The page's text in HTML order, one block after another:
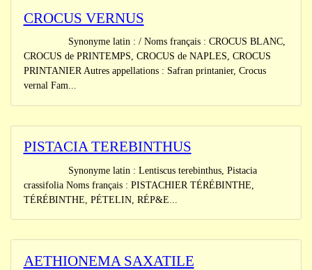
CROCUS VERNUS
Synonyme latin : / Noms français : CROCUS BLANC,
CROCUS de PRINTEMPS, CROCUS de NAPLES, CROCUS
PRINTANIER Autres appellations : Safran printanier, Crocus
vernal Fam...
PISTACIA TEREBINTHUS
Synonyme latin : Lentiscus terebinthus, Pistacia
crassifolia Noms français : PISTACHIER TÉRÉBINTHE,
TÉRÉBINTHE, PÉTELIN, RÉP&E...
AETHIONEMA SAXATILE